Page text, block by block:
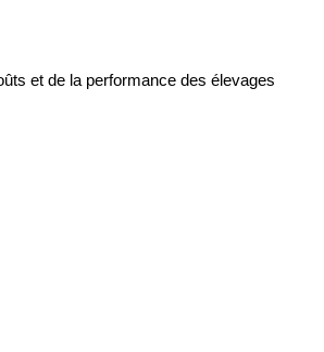
et de la performance des élevages